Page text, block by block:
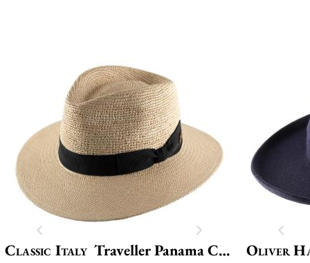
Classic Italy Traveller Panama Crochet Oliver